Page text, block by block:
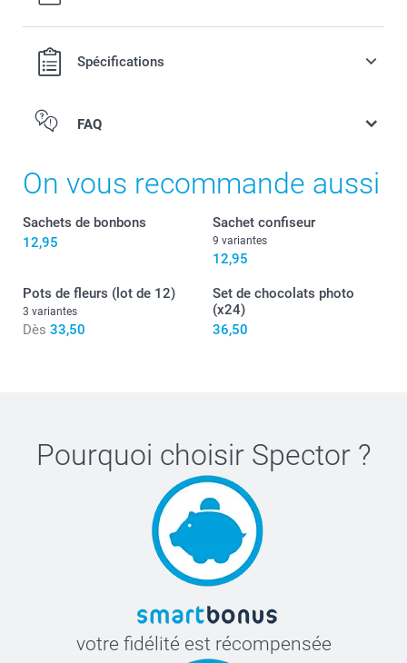
Spécifications
FAQ
On vous recommande aussi
Sachets de bonbons
12,95
Sachet confiseur
9 variantes
12,95
Pots de fleurs (lot de 12)
3 variantes
Dès 33,50
Set de chocolats photo
(x24)
36,50
Pourquoi choisir Spector?
votre fidélité est récompensée